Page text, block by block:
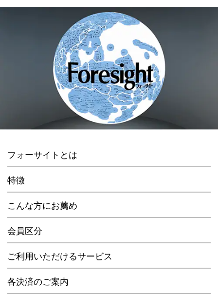
フォーサイトとは
特徴
こんな方にお薦め
会員区分
ご利用いただけるサービス
各決済のご案内